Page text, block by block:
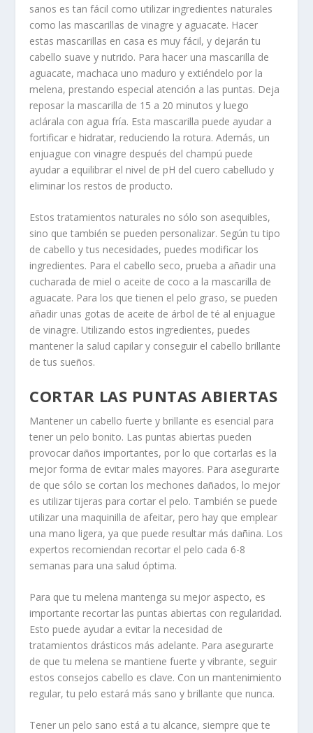
sanos es tan fácil como utilizar ingredientes naturales
como las mascarillas de vinagre y aguacate. Hacer
estas mascarillas en casa es muy fácil, y dejarán tu
cabello suave y nutrido. Para hacer una mascarilla de
aguacate, machaca uno maduro y extiéndelo por la
melena, prestando especial atención a las puntas. Deja
reposar la mascarilla de 15 a 20 minutos y luego
aclárala con agua fría. Esta mascarilla puede ayudar a
fortificar e hidratar, reduciendo la rotura. Además, un
enjuague con vinagre después del champú puede
ayudar a equilibrar el nivel de pH del cuero cabelludo y
eliminar los restos de producto.
Estos tratamientos naturales no sólo son asequibles,
sino que también se pueden personalizar. Según tu tipo
de cabello y tus necesidades, puedes modificar los
ingredientes. Para el cabello seco, prueba a añadir una
cucharada de miel o aceite de coco a la mascarilla de
aguacate. Para los que tienen el pelo graso, se pueden
añadir unas gotas de aceite de árbol de té al enjuague
de vinagre. Utilizando estos ingredientes, puedes
mantener la salud capilar y conseguir el cabello brillante
de tus sueños.
CORTAR LAS PUNTAS ABIERTAS
Mantener un cabello fuerte y brillante es esencial para
tener un pelo bonito. Las puntas abiertas pueden
provocar daños importantes, por lo que cortarlas es la
mejor forma de evitar males mayores. Para asegurarte
de que sólo se cortan los mechones dañados, lo mejor
es utilizar tijeras para cortar el pelo. También se puede
utilizar una maquinilla de afeitar, pero hay que emplear
una mano ligera, ya que puede resultar más dañina. Los
expertos recomiendan recortar el pelo cada 6-8
semanas para una salud óptima.
Para que tu melena mantenga su mejor aspecto, es
importante recortar las puntas abiertas con regularidad.
Esto puede ayudar a evitar la necesidad de
tratamientos drásticos más adelante. Para asegurarte
de que tu melena se mantiene fuerte y vibrante, seguir
estos consejos cabello es clave. Con un mantenimiento
regular, tu pelo estará más sano y brillante que nunca.
Tener un pelo sano está a tu alcance, siempre que te